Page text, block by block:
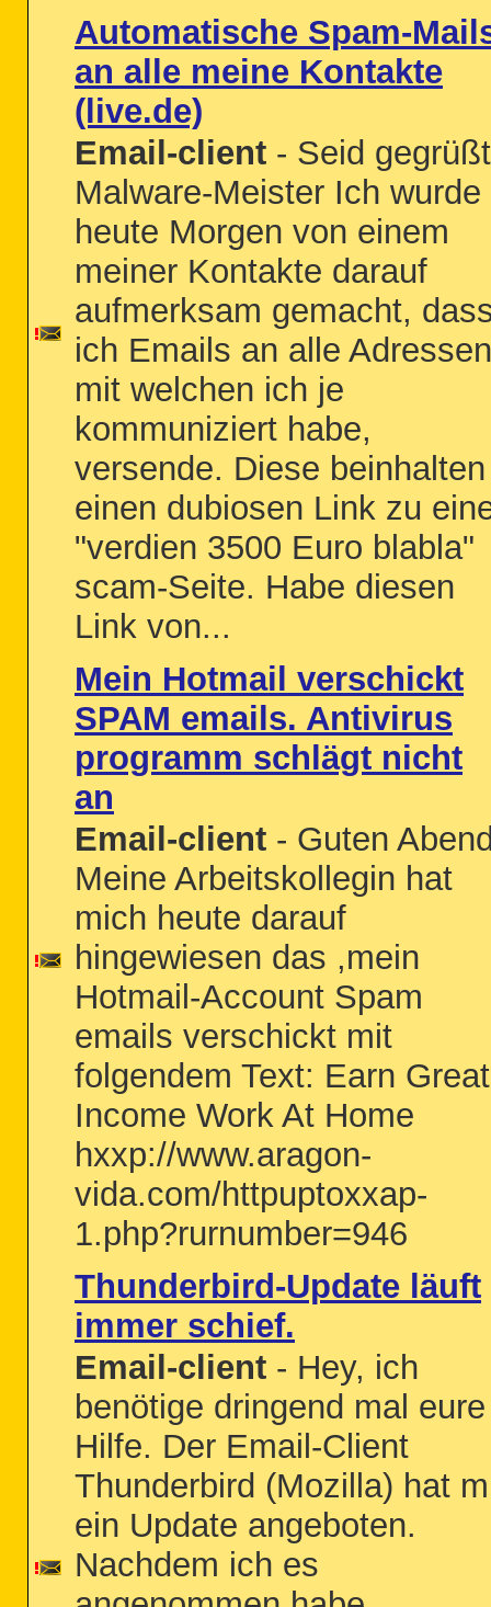
Automatische Spam-
an alle meine Kontakte
(live.de)
Email-client - Seid
Malware-Meister Ich wurde
heute Morgen von einem
meiner Kontakte darauf
aufmerksam gemacht,
ich Emails an alle
mit welchen ich je
kommuniziert habe,
versende. Diese beinhalten
einen dubiosen Link zu
"verdien 3500 Euro blabla"
scam-Seite. Habe diesen
Link von...
Mein Hotmail verschickt
SPAM emails. Antivirus
programm schlägt nicht
an
Email-client - Guten
Meine Arbeitskollegin hat
mich heute darauf
hingewiesen das ,mein
Hotmail-Account Spam
emails verschickt mit
folgendem Text: Earn Great
Income Work At Home
hxxp://www.aragon-
vida.com/httpuptoxxap-
1.php?rurnumber=946
Thunderbird-Update läuft
immer schief.
Email-client - Hey, ich
benötige dringend mal eure
Hilfe. Der Email-Client
Thunderbird (Mozilla) hat
ein Update angeboten.
Nachdem ich es